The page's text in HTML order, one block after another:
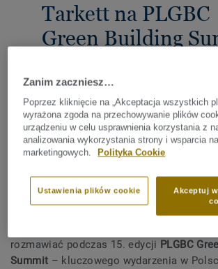
Tarkett na PLGBC
Green Building
01 PAŹDZIERNIKA 2025
UDOSTĘPNIJ
urbanistycznych potrzebujemy świeżego
sposób, w jaki projektujemy, budujemy i
przestrzenią. O tym, jak tworzyć
rozmawiać podczas 15. edycji PLGBC
Summit – kluczowego wydarzenia w
Zanim zaczniesz…
Poprzez kliknięcie na „Akceptacja wszystkich
wyrażona zgoda na przechowywanie plików
urządzeniu w celu usprawnienia korzystania z
analizowania wykorzystania strony i wsparcia
marketingowych.
Polityka Cookie
Akceptuj
Ustawienia plików cookie